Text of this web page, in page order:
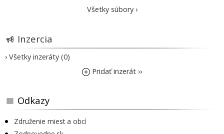
Všetky súbory ›
Inzercia
› Všetky inzeráty (0)
Pridať inzerát ››
Odkazy
Združenie miest a obcí